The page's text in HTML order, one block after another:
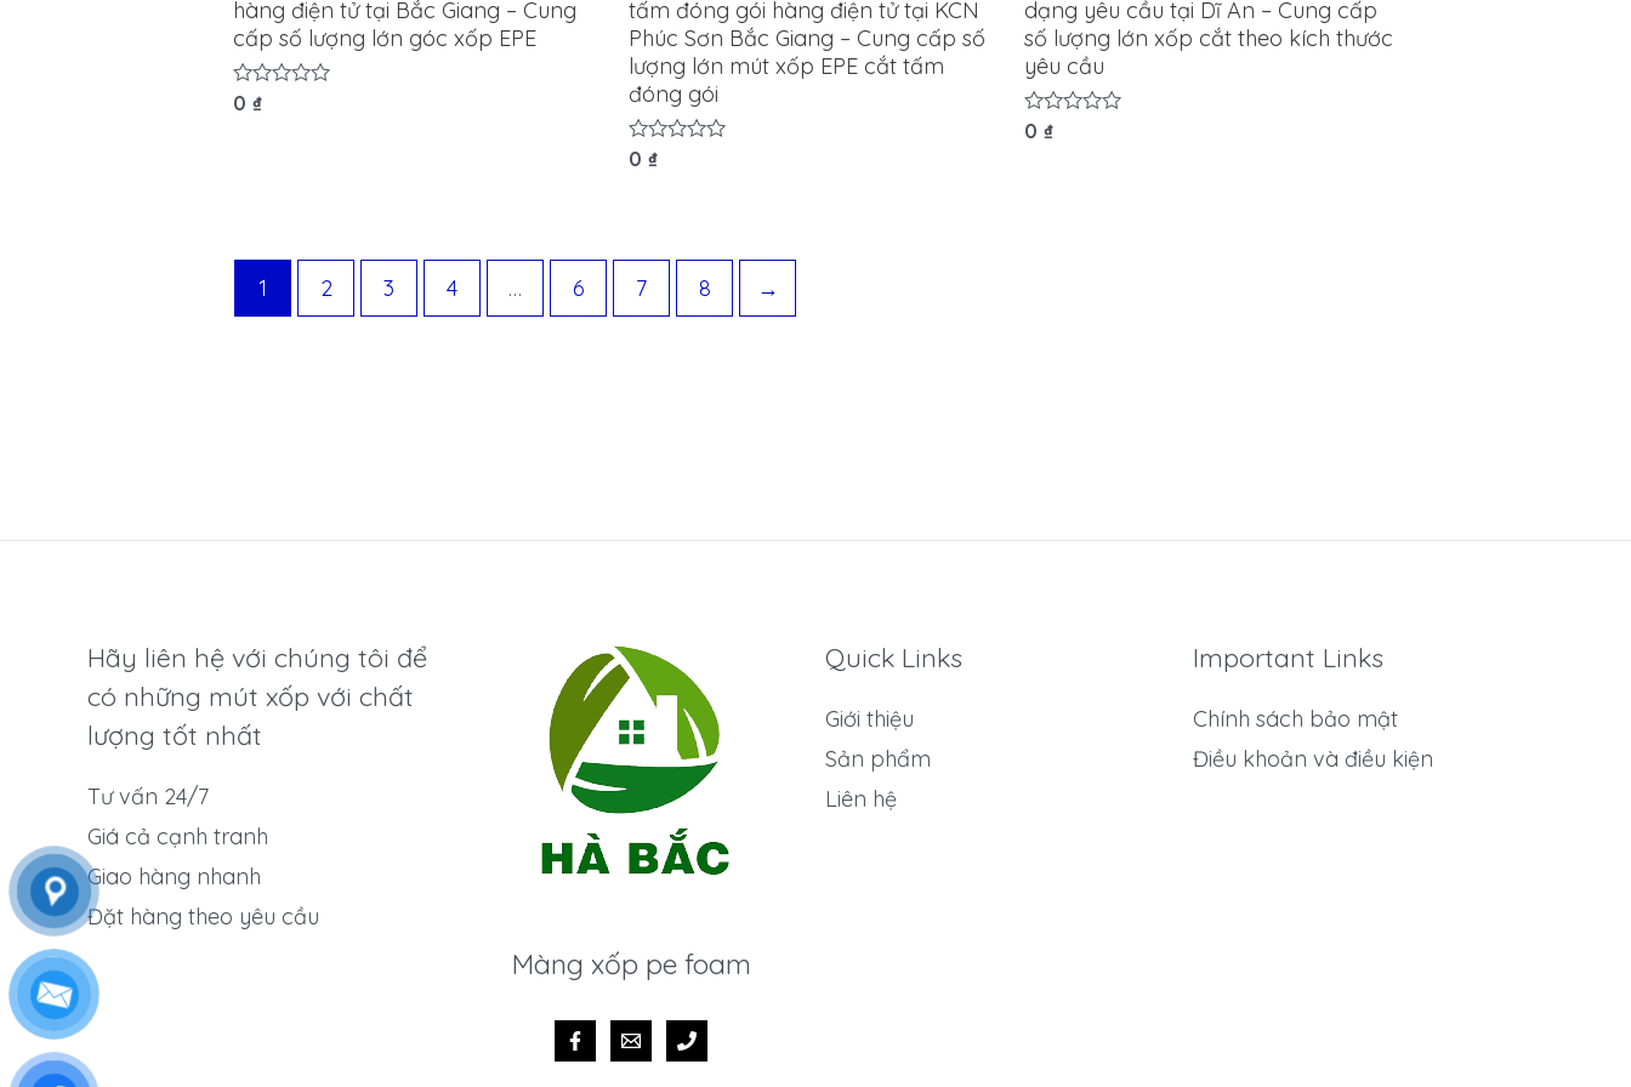
hàng điện tử tại Bắc Giang – Cung
cấp số lượng lớn góc xốp EPE
Được
0₫
tấm đóng gói hàng điện tử tại KCN
Phúc Sơn Bắc Giang – Cung cấp số
lượng lớn mút xốp EPE cắt tấm
đóng gói
Được
0 ₫
dạng yêu cầu tại Dĩ An – Cung cấp
số lượng lớn xốp cắt theo kích thước
yêu cầu
Được
0 ₫
1 2 3 4 … 6 7 8 →
Hãy liên hệ với chúng tôi để
có những mút xốp với chất
lượng tốt nhất
Tư vấn 24/7
Giá cả cạnh tranh
Giao hàng nhanh
Đặt hàng theo yêu cầu
Màng xốp pe foam
Quick Links
Giới thiệu
Sản phẩm
Liên hệ
Important Links
Chính sách bảo mật
Điều khoản và điều kiện